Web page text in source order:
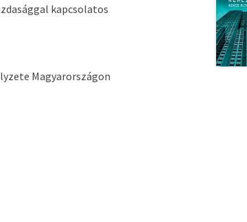
kapcsolatos
Magyarországon